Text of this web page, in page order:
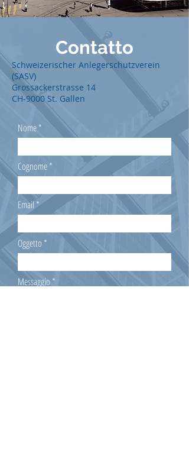
Contatto
Schweizerischer Anlegerschutzverein
(SASV)
Grossackerstrasse 14
CH-9000 St. Gallen
Nome
Cognome
Email
Oggetto
Messaggio